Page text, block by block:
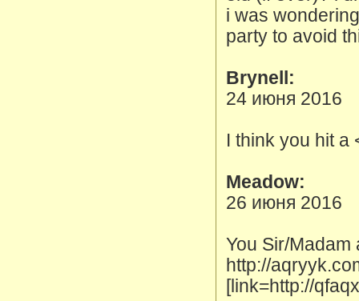
i was
party to avoid
Brynell:
24 июня 2016
I think you hit a
Meadow:
26 июня 2016
You Sir/
http://
[link=http://